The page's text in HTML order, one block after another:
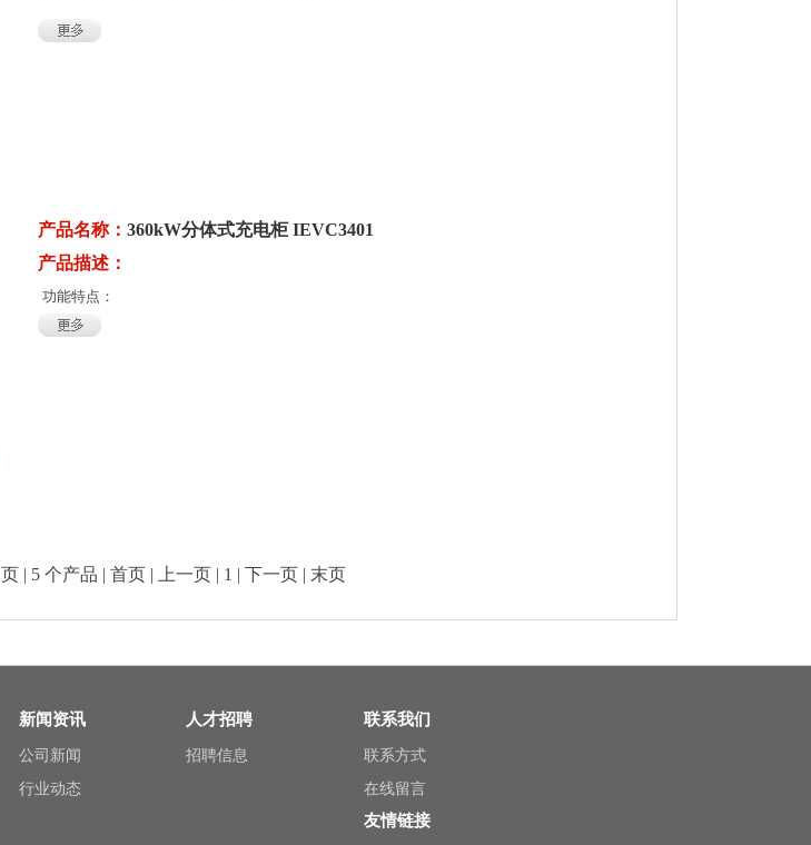
产品名称： 360kW分体式充电柜 IEVC3401
产品描述：
功能特点：
页 | 5 个产品 | 首页 | 上一页 | 1 | 下一页 | 末页
新闻资讯
公司新闻
行业动态
人才招聘
招聘信息
联系我们
联系方式
在线留言
友情链接